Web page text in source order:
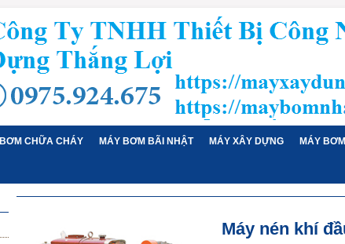
BƠM CHỮA CHÁY MÁY BƠM BÃI NHẬT MÁY XÂY DỰNG MÁY
Máy nén khí